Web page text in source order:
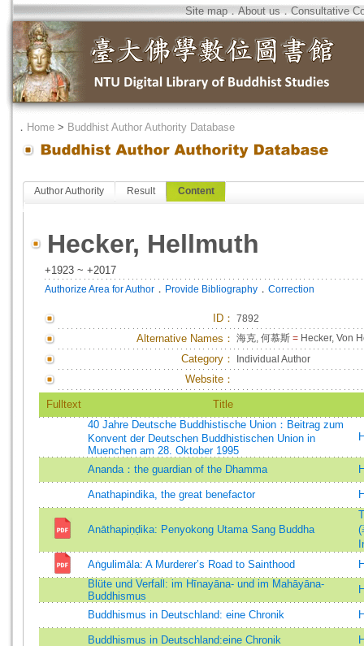
Site map．About us．Consultative
． Home > Buddhist Author Authority Database
Author Authority Result Content
Hecker, Hellmuth
+1923 ~ +2017
Authorize Area for Author ． Provide Bibliography ． Correction
ID ： 7892
Alternative Names： 海克, 何慕斯 = Hecker, Von
Category： Individual Author
Website：
Fulltext
Title
40 Jahre Deutsche Buddhistische Union：Beitrag zum
Konvent der Deutschen Buddhistischen Union in
Muenchen am 28. Oktober 1995
Ananda：the guardian of the Dhamma
Anathapindika, the great benefactor
Anāthapiṇḍika: Penyokong Utama Sang Buddha
(
Aṅgulimāla: A Murderer’s Road to Sainthood
Blüte und Verfall: im Hīnayāna- und im Mahāyāna-
Buddhismus
Buddhismus in Deutschland: eine Chronik
Buddhismus in Deutschland:eine Chronik